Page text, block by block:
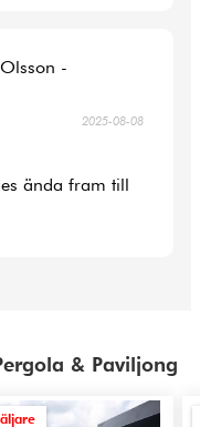
-
2025-08-08
ända fram till
& Paviljong